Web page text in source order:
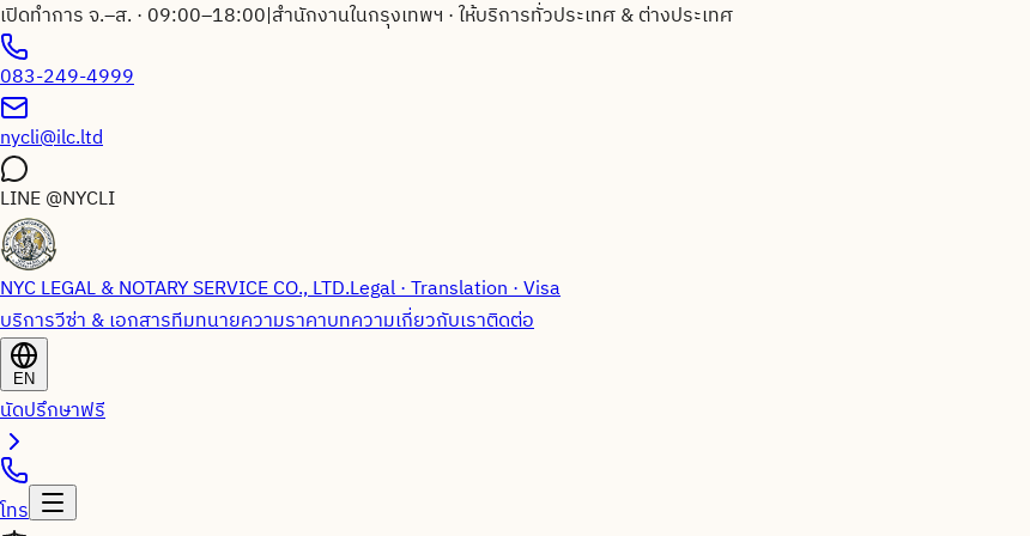
เปิดทำการ จ.–ส. · 09:00–18:00|สำนักงานในกรุงเทพฯ · ให้บริการทั่วประเทศ & ต่างประเทศ
083-249-4999
nycli@ilc.ltd
LINE@NYCLI
NYC LEGAL & NOTARY SERVICE CO., LTD.Legal · Translation · Visa
บริการวีซ่า & เอกสารทีมทนายความราคาบทความเกี่ยวกับเราติดต่อ
EN
นัดปรึกษาฟรี
โทร